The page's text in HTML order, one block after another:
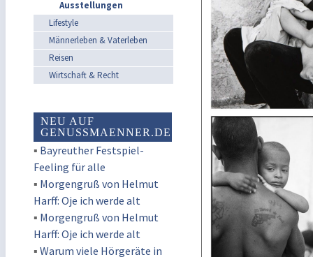
Ausstellungen
Lifestyle
Männerleben & Vaterleben
Reisen
Wirtschaft & Recht
NEU AUF
GENUSSMAENNER.DE
▪ Bayreuther Festspiel-
Feeling für alle
▪ Morgengruß von Helmut
Harff: Oje ich werde alt
▪ Morgengruß von Helmut
Harff: Oje ich werde alt
▪ Warum viele Hörgeräte in